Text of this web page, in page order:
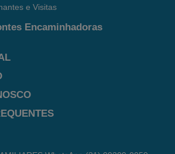
e Visitas
Encaminhadoras